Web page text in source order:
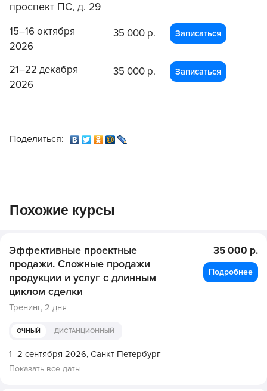
проспект ПС, д. 29
15–16 октября
2026
35 000 р. Записаться
21–22 декабря
2026
35 000 р. Записаться
Поделиться:
Похожие курсы
Эффективные проектные
продажи. Сложные продажи
продукции и услуг с длинным
циклом сделки
Тренинг, 2 дня
ОЧНЫЙ ДИСТАНЦИОННЫЙ
1–2 сентября 2026, Санкт-Петербург
Показать все даты
35 000 р.
Подробнее